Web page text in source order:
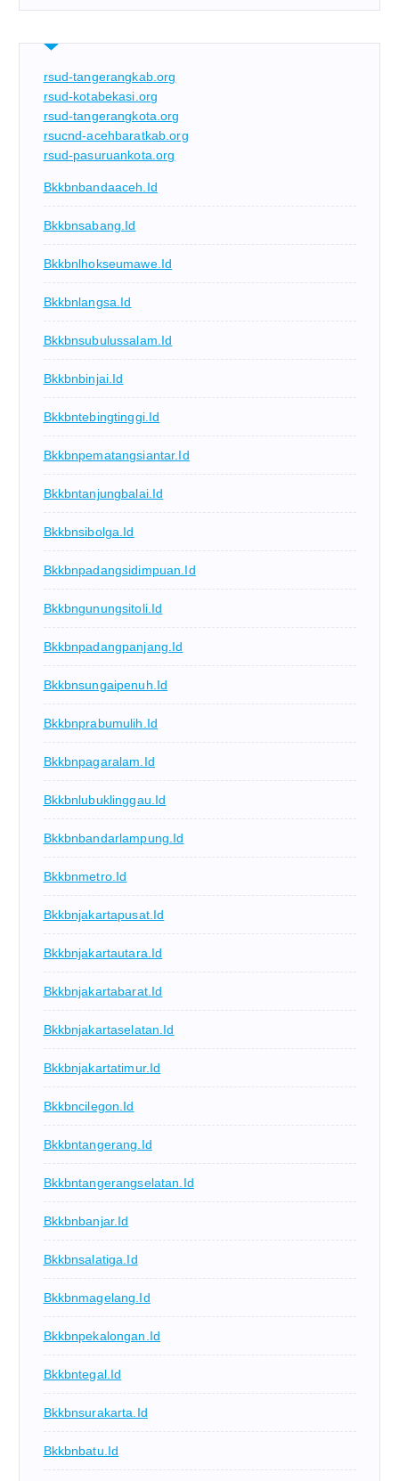
rsud-tangerangkab.org
rsud-kotabekasi.org
rsud-tangerangkota.org
rsucnd-acehbaratkab.org
rsud-pasuruankota.org
Bkkbnbandaaceh.id
Bkkbnsabang.id
Bkkbnlhokseumawe.id
Bkkbnlangsa.id
Bkkbnsubulussalam.id
Bkkbnbinjai.id
Bkkbntebingtinggi.id
Bkkbnpematangsiantar.id
Bkkbntanjungbalai.id
Bkkbnsibolga.id
Bkkbnpadangsidimpuan.id
Bkkbngunungsitoli.id
Bkkbnpadangpanjang.id
Bkkbnsungaipenuh.id
Bkkbnprabumulih.id
Bkkbnpagaralam.id
Bkkbnlubuklinggau.id
Bkkbnbandarlampung.id
Bkkbnmetro.id
Bkkbnjakartapusat.id
Bkkbnjakartautara.id
Bkkbnjakartabarat.id
Bkkbnjakartaselatan.id
Bkkbnjakartatimur.id
Bkkbncilegon.id
Bkkbntangerang.id
Bkkbntangerangselatan.id
Bkkbnbanjar.id
Bkkbnsalatiga.id
Bkkbnmagelang.id
Bkkbnpekalongan.id
Bkkbntegal.id
Bkkbnsurakarta.id
Bkkbnbatu.id